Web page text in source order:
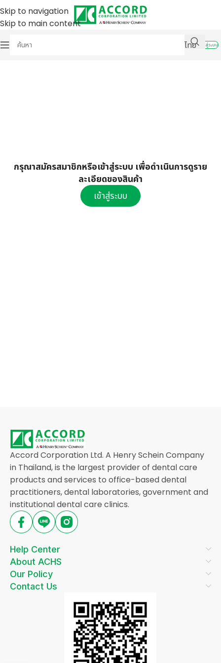
Skip to navigation
Skip to main content
ไทย
เข้าสู่ระบบ
กรุณาสมัครสมาชิกหรือเข้าสู่ระบบ เพื่อดำเนินการดูราย
ละเอียดของสินค้า
เข้าสู่ระบบ
Accord Corporation Ltd. A Henry Schein Company
in Thailand, is the largest provider of dental care
products and services to office-based dental
practitioners, dental laboratories, government and
institutional dental care clinics.
Help Center
About ACHS
Our Policy
Contact Us